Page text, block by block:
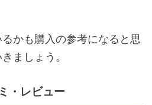
かも購入の参考になると思
ましょう。
・レビュー